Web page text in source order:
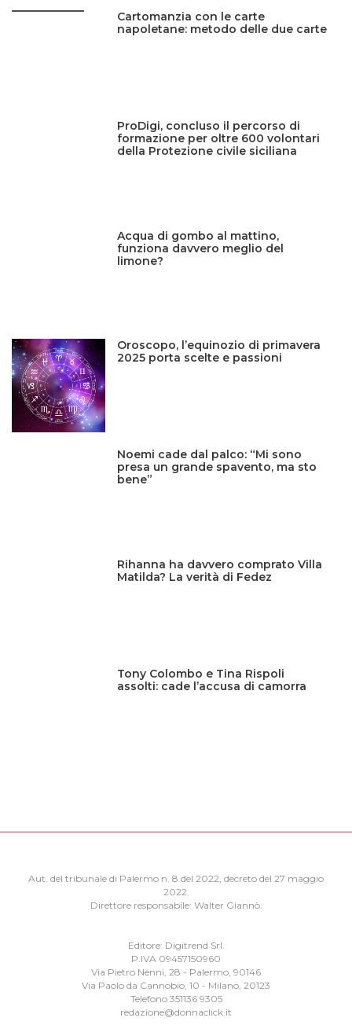
Cartomanzia con le carte
napoletane: metodo delle due carte
ProDigi, concluso il percorso di
formazione per oltre 600 volontari
della Protezione civile siciliana
Acqua di gombo al mattino,
funziona davvero meglio del
limone?
Oroscopo, l’equinozio di primavera
2025 porta scelte e passioni
Noemi cade dal palco: “Mi sono
presa un grande spavento, ma sto
bene”
Rihanna ha davvero comprato Villa
Matilda? La verità di Fedez
Tony Colombo e Tina Rispoli
assolti: cade l’accusa di camorra
Aut. del tribunale di Palermo n. 8 del 2022, decreto del 27 maggio
2022.
Direttore responsabile: Walter Giannò.
Editore: Digitrend Srl.
P.IVA 09457150960
Via Pietro Nenni, 28 - Palermo, 90146
Via Paolo da Cannobio, 10 - Milano, 20123
Telefono 351136 9305
redazione@donnaclick.it